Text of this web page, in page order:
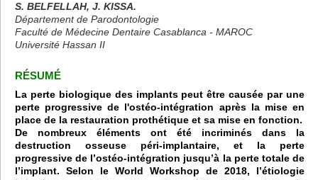
S. BELFELLAH, J. KISSA.
Département de Parodontologie
Faculté de Médecine Dentaire Casablanca - MAROC
Université Hassan II
RÉSUMÉ
La perte biologique des implants peut être causée par une
perte progressive de l'ostéo-intégration après la mise en
place de la restauration prothétique et sa mise en fonction.
De nombreux éléments ont été incriminés dans la
destruction osseuse péri-implantaire, et la perte
progressive de l’ostéo-intégration jusqu’à la perte totale de
l’implant. Selon le World Workshop de 2018, l’étiologie